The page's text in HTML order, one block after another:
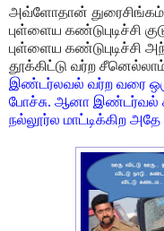
அவ்ளோதான் துரைசிங்கம்
புள்ளைய கண்டுபுடிச்சி
புள்ளைய கண்டுபுடிச்சி
தூக்கிட்டு வர்ற
இண்டர்லவல் வர்ற வரை
போச்சு. ஆனா இண்டர்வல்
நல்லூர்ல மாட்டிக்கிற